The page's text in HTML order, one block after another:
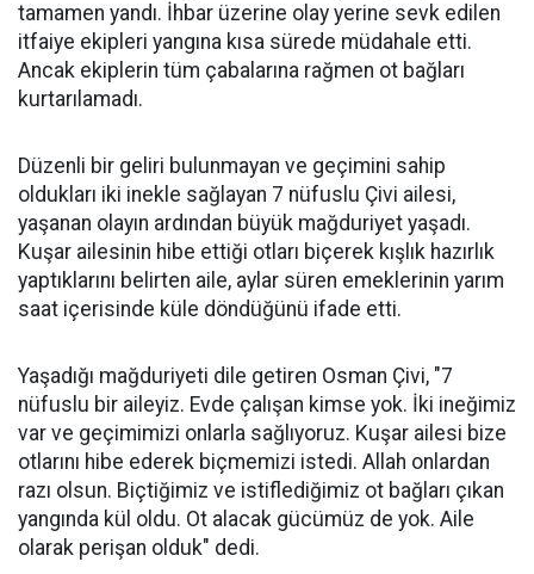
tamamen yandı. İhbar üzerine olay yerine sevk edilen
itfaiye ekipleri yangına kısa sürede müdahale etti.
Ancak ekiplerin tüm çabalarına rağmen ot bağları
kurtarılamadı.
Düzenli bir geliri bulunmayan ve geçimini sahip
oldukları iki inekle sağlayan 7 nüfuslu Çivi ailesi,
yaşanan olayın ardından büyük mağduriyet yaşadı.
Kuşar ailesinin hibe ettiği otları biçerek kışlık hazırlık
yaptıklarını belirten aile, aylar süren emeklerinin yarım
saat içerisinde küle döndüğünü ifade etti.
Yaşadığı mağduriyeti dile getiren Osman Çivi, "7
nüfuslu bir aileyiz. Evde çalışan kimse yok. İki ineğimiz
var ve geçimimizi onlarla sağlıyoruz. Kuşar ailesi bize
otlarını hibe ederek biçmemizi istedi. Allah onlardan
razı olsun. Biçtiğimiz ve istiflediğimiz ot bağları çıkan
yangında kül oldu. Ot alacak gücümüz de yok. Aile
olarak perişan olduk" dedi.